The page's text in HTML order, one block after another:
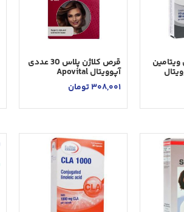
قرص کلاژن پلاس 30 عددی
آپوویتال Apovital
308,001تومان